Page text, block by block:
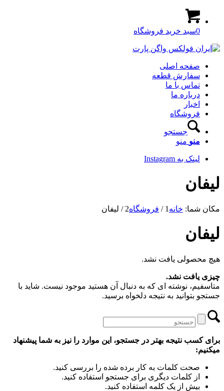
0سبد خرید فروشگاه
صفحه اصلی
سفارش قطعه
تماس با ما
درباره ما
اخبار
فروشگاه
جستجو
منو منو
لینک به Instagram
لیفان
مکان شما: خانه 1
/ فروشگاه2
/ لیفان
لیفان
هیچ محصولی یافت نشد.
چیزی یافت نشد.
متاسفیم، نوشته ای که به دنبال آن هستید موجود نیست. شاید با
جستجو بتوانید به نتیجه دلخواه برسید.
برای کسب نتیجه بهتر در جستجو، این موارد را نیز به شما پیشنهاد
میکنیم:
صحت کلمات به کار برده شده را بررسی کنید.
از کلمات دیگری برای جستجو استفاده کنید.
بیش از یک کلمه استفاده کنید.